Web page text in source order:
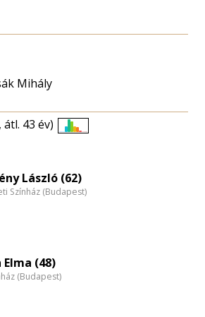
Mihály
átl. 43 év)
nagyítása
László (62)
Színház (Budapest)
Elma (48)
(Budapest)